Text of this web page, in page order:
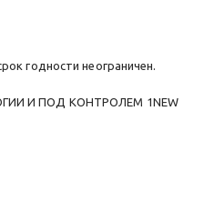
годности неограничен.
И ПОД КОНТРОЛЕМ 1NEW